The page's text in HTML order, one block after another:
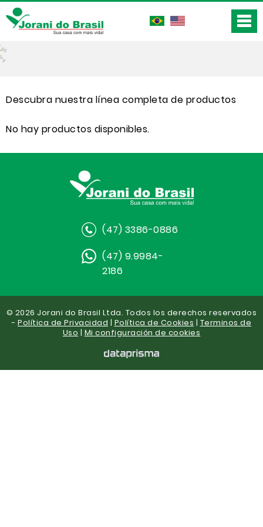
Descubra nuestra línea completa de productos
No hay productos disponibles.
(47) 3386-0886
(47) 9.9984-
2186
© 2026 Jorani do Brasil Ltda. Todos los derechos reservados
- Política de Privacidad | Política de Cookies | Terminos de
Uso | Mi configuración de cookies